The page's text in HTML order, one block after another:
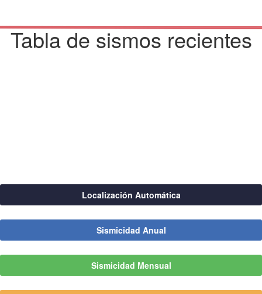
Tabla de sismos recientes
Localización Automática
Sismicidad Anual
Sismicidad Mensual